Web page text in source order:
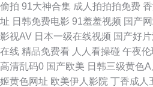
页 欧美人人插 在线观看色 超碰成人综合
利电影网 欧美啊啊啊 国产传媒专区 俺去
97在线视频鸥洲 欧美情色图文 ts性爱网 丰
偷拍 91大神合集 成人拍拍拍免费
址 日韩免费电影 91羞羞视频 国产
影视AV 日本一级在线视频 国产好
在线 精品免费看 人人看操碰 午夜伦
高清乱码0 国产欧美 日韩三级黄色
姬黄色网址 欧美伊人影院 丁香成人